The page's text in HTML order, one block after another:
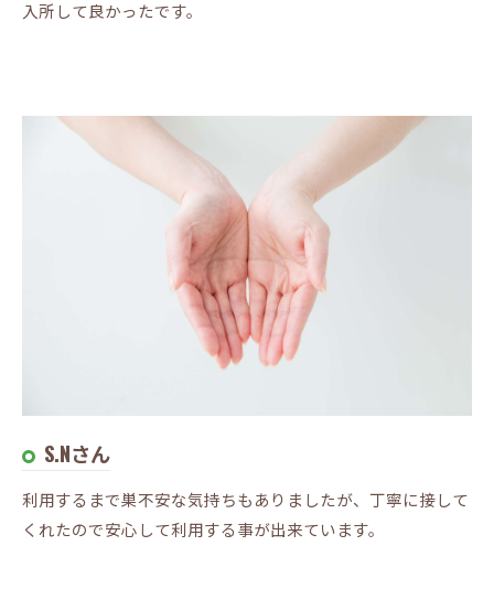
入所して良かったです。
S.Nさん
利用するまで巣不安な気持ちもありましたが、丁寧に接して
くれたので安心して利用する事が出来ています。